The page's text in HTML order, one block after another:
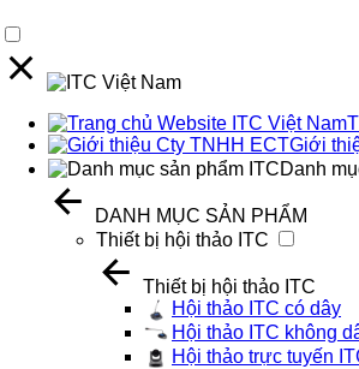
Giới
Danh
DANH MỤC SẢN PHẨM
Thiết bị hội thảo ITC
Thiết bị hội thảo ITC
Hội thảo ITC có dây
Hội thảo ITC không
Hội thảo trực tuyến